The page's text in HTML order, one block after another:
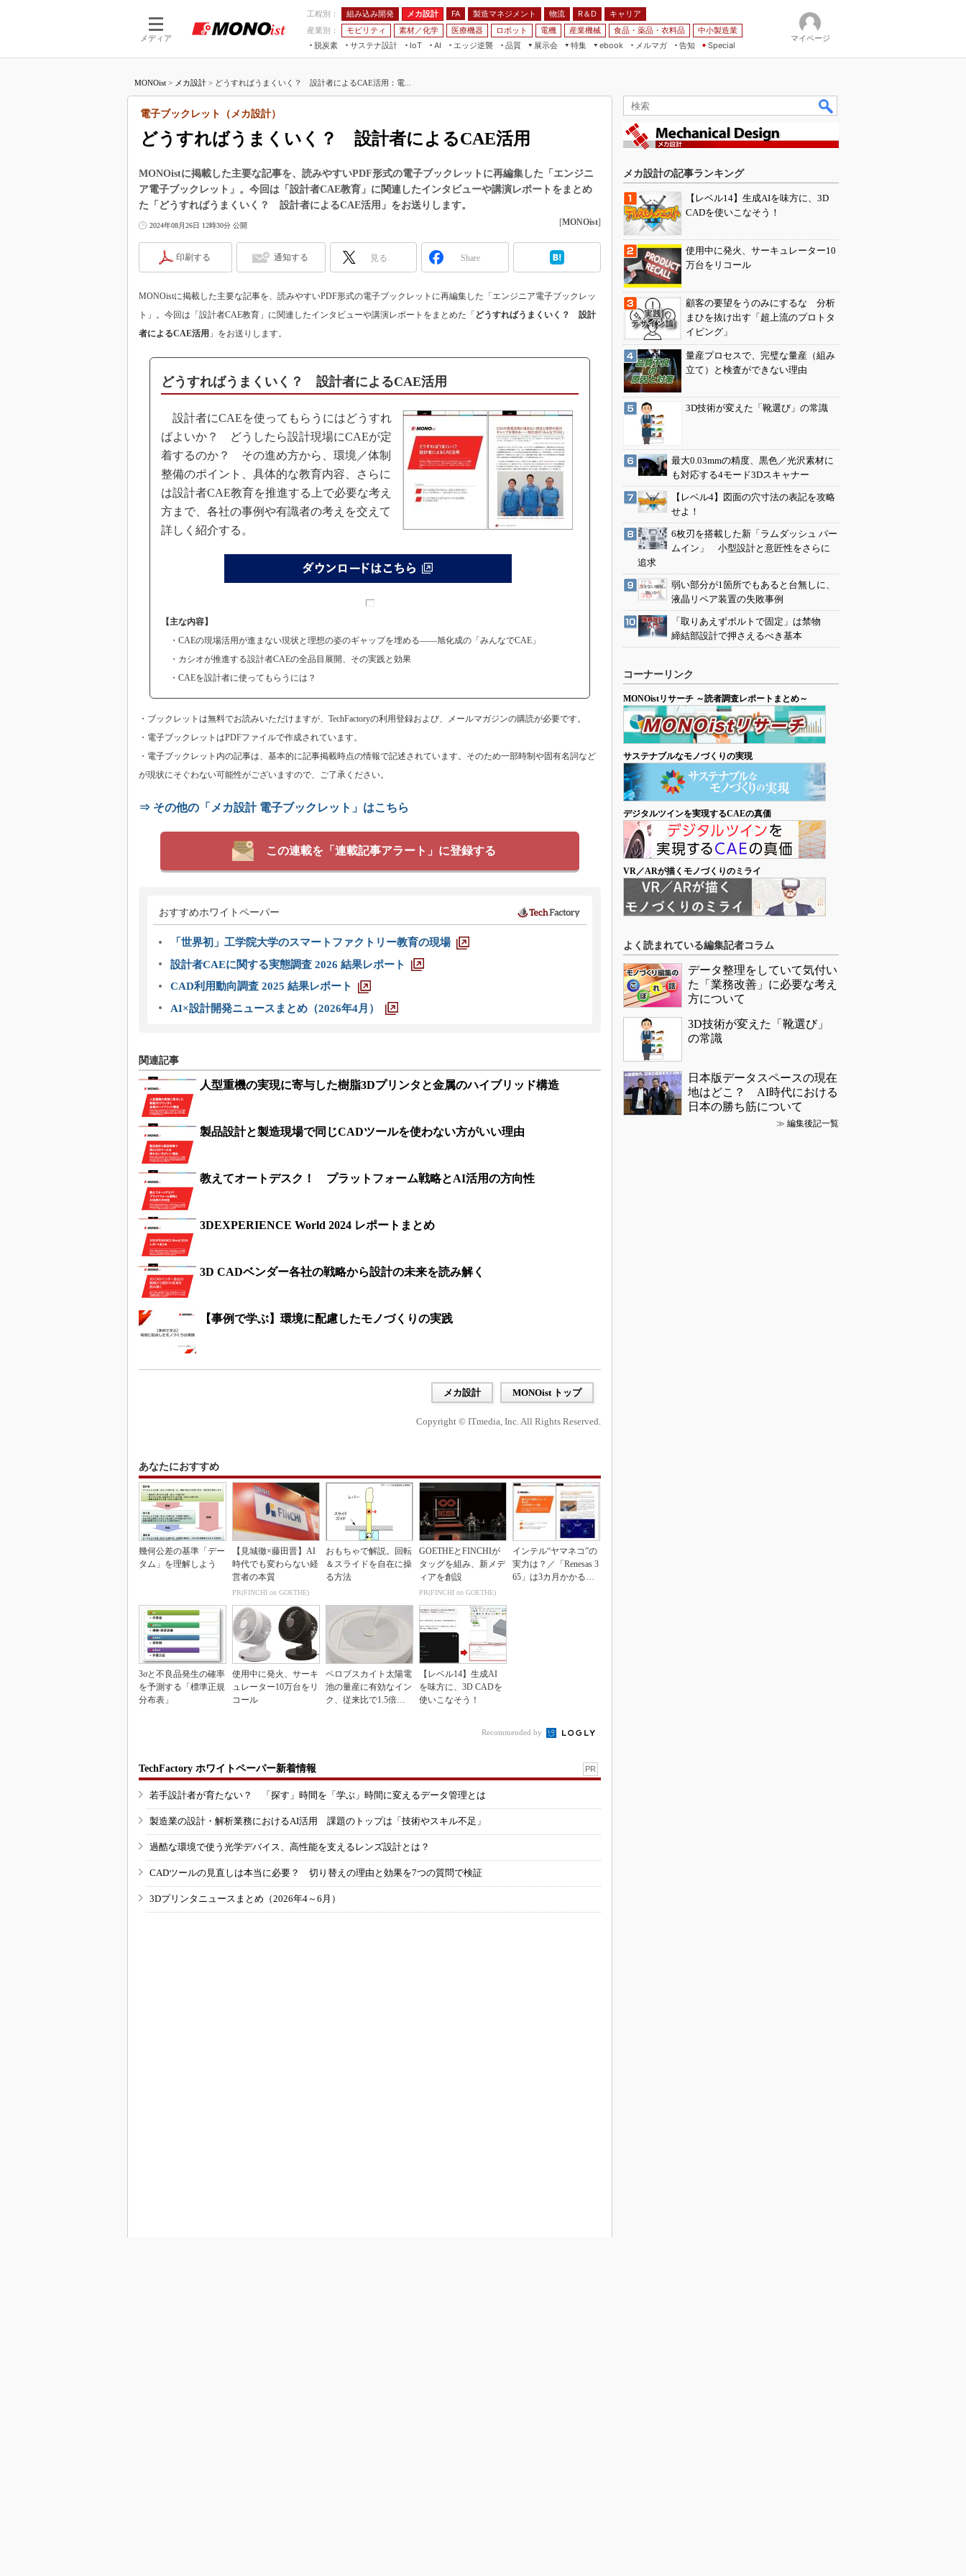
メディア
工程別： 組み込み開発 メカ設計 FA 製造マネジメント 物流 R＆D
キャリア
産業別：
モビリティ 素材／化学 医療機器 ロボット 電機 産業機械 食品・薬品・衣料品
中小製造業
脱炭素
サステナ設計
IoT
つながる工場
つながるサービス
AI
AI×設備保全
エッジ逆襲 品質
展示会
JIMTOF
IIFES
ジャパンモビリティショー
TECHNO-FRONTIER
スマート工場EXPO
EdgeTech+
日本ものづくりワールド
AUTOMOTIVE WORLD
特集
フィールドサービス
FPGA
組み込み画像技術
車載ソフト開発
インダストリー4.0
イノベーション
製造業ビッグデータ
メイドインジャパン
知財マネジメント
海外生産
制御セキュリティ
ebook
素材／化学
メルマガ
告知 Special
マイページ
MONOist > メカ設計 > どうすればうまくいく？ 設計者によるCAE活用：電...
どうすればうまくいく？ 設計者によるCAE活用
電子ブックレット（メカ設計）
MONOistに掲載した主要な記事を、読みやすいPDF形式の電子ブックレットに再編集した「エンジニ
ア電子ブックレット」。今回は「設計者CAE教育」に関連したインタビューや講演レポートをまとめ
た「どうすればうまくいく？ 設計者によるCAE活用」をお送りします。
2024年08月26日 12時30分 公開 [MONOist]
印刷する 通知する 見る Share
MONOistに掲載した主要な記事を、読みやすいPDF形式の電子ブックレットに再編集した「エンジニア電子ブックレッ
ト」。今回は「設計者CAE教育」に関連したインタビューや講演レポートをまとめた「 どうすればうまくいく？ 設計
者によるCAE活用 」をお送りします。
どうすればうまくいく？ 設計者によるCAE活用
設計者にCAEを使ってもらうにはどうすれ
ばよいか？ どうしたら設計現場にCAEが定
着するのか？ その進め方から、環境／体制
整備のポイント、具体的な教育内容、さらに
は設計者CAE教育を推進する上で必要な考え
方まで、各社の事例や有識者の考えを交えて
詳しく紹介する。
【主な内容】
・CAEの現場活用が進まない現状と理想の姿のギャップを埋める――旭化成の「みんなでCAE」
・カシオが推進する設計者CAEの全品目展開、その実践と効果
・CAEを設計者に使ってもらうには？
・ブックレットは無料でお読みいただけますが、TechFactoryの利用登録および、メールマガジンの購読が必要です。
・電子ブックレットはPDFファイルで作成されています。
・電子ブックレット内の記事は、基本的に記事掲載時点の情報で記述されています。そのため一部時制や固有名詞など
が現状にそぐわない可能性がございますので、ご了承ください。
⇒ その他の「メカ設計 電子ブックレット」はこちら
この連載を「連載記事アラート」に登録する
おすすめホワイトペーパー
「世界初」工学院大学のスマートファクトリー教育の現場
設計者CAEに関する実態調査 2026 結果レポート
CAD利用動向調査 2025 結果レポート
AI×設計開発ニュースまとめ（2026年4月）
関連記事
人型重機の実現に寄与した樹脂3Dプリンタと金属のハイブリッド構造
製品設計と製造現場で同じCADツールを使わない方がいい理由
教えてオートデスク！ プラットフォーム戦略とAI活用の方向性
3DEXPERIENCE World 2024 レポートまとめ
3D CADベンダー各社の戦略から設計の未来を読み解く
【事例で学ぶ】環境に配慮したモノづくりの実践
メカ設計 MONOist トップ
Copyright © ITmedia, Inc. All Rights Reserved.
あなたにおすすめ
幾何公差の基準「デー
タム」を理解しよう
【見城徹×藤田晋】AI
時代でも変わらない経
営者の本質
PR(FINCHI on GOETHE)
おもちゃで解説。回転
＆スライドを自在に操
る方法
GOETHEとFINCHIが
タッグを組み、新メデ
ィアを創設
PR(FINCHI on GOETHE)
インテル“ヤマネコ”の
実力は？／「Renesas 3
65」は3カ月かかる作
3σと不良品発生の確率
を予測する「標準正規
分布表」
使用中に発火、サーキ
ュレーター10万台をリ
コール
ペロブスカイト太陽電
池の量産に有効なイン
ク、従来比で1.5倍の
【レベル14】生成AI
を味方に、3D CADを
使いこなそう！
Recommended by
TechFactory ホワイトペーパー新着情報 PR
若手設計者が育たない？ 「探す」時間を「学ぶ」時間に変えるデータ管理とは
製造業の設計・解析業務におけるAI活用 課題のトップは「技術やスキル不足」
過酷な環境で使う光学デバイス、高性能を支えるレンズ設計とは？
CADツールの見直しは本当に必要？ 切り替えの理由と効果を7つの質問で検証
3Dプリンタニュースまとめ（2026年4～6月）
メカ設計の記事ランキング
【レベル14】生成AIを味方に、3D
CADを使いこなそう！
使用中に発火、サーキュレーター10
万台をリコール
顧客の要望をうのみにするな 分析
まひを抜け出す「超上流のプロトタ
イピング」
量産プロセスで、完璧な量産（組み
立て）と検査ができない理由
3D技術が変えた「靴選び」の常識
最大0.03mmの精度、黒色／光沢素材に
も対応する4モード3Dスキャナー
【レベル4】図面の穴寸法の表記を攻略
せよ！
6枚刃を搭載した新「ラムダッシュ パー
ムイン」 小型設計と意匠性をさらに
追求
弱い部分が1箇所でもあると台無しに、
液晶リペア装置の失敗事例
「取りあえずボルトで固定」は禁物
締結部設計で押さえるべき基本
コーナーリンク
MONOistリサーチ ～読者調査レポートまとめ～
サステナブルなモノづくりの実現
デジタルツインを実現するCAEの真価
VR／ARが描くモノづくりのミライ
よく読まれている編集記者コラム
データ整理をしていて気付い
た「業務改善」に必要な考え
方について
3D技術が変えた「靴選び」
の常識
日本版データスペースの現在
地はどこ？ AI時代における
日本の勝ち筋について
≫ 編集後記一覧